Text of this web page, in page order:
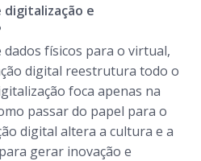
e
físicos para o virtual,
digital reestrutura todo o
foca apenas na
passar do papel para o
digital altera a cultura e a
gerar inovação e